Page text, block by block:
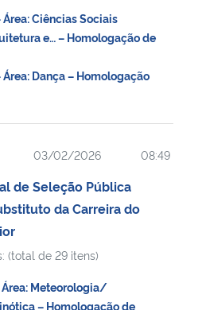
Ciências Sociais
e… – Homologação de
Dança – Homologação
03/02/2026 08:49
de Seleção Pública
da Carreira do
(total de 29 itens)
Meteorologia/
– Homologação de